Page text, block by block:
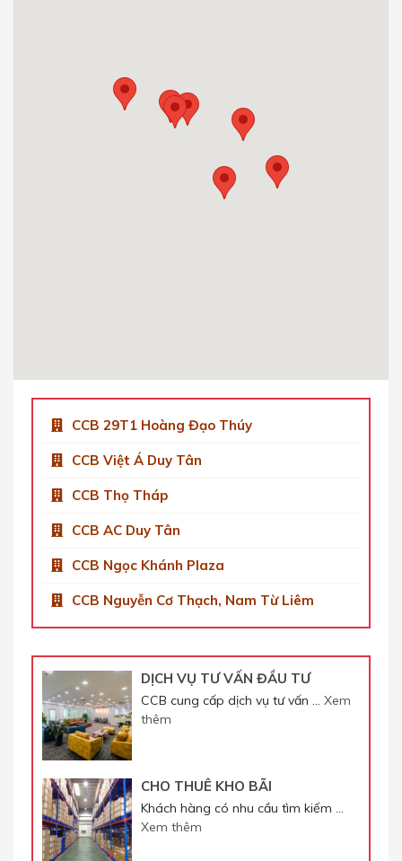
0904 92 0082
Get Directions
Tòa nhà 29T1, Hoàng Đạo Thúy, Trung Hòa,
Cầu Giấy, Hà Nội, Việt Nam.
CCB 29T1 Hoàng Đạo Thúy
CCB Việt Á Duy Tân
CCB Thọ Tháp
CCB AC Duy Tân
CCB Ngọc Khánh Plaza
CCB Nguyễn Cơ Thạch, Nam Từ Liêm
DỊCH VỤ TƯ VẤN ĐẦU TƯ
CCB cung cấp dịch vụ tư vấn … Xem
thêm
CHO THUÊ KHO BÃI
Khách hàng có nhu cầu tìm kiếm …
Xem thêm